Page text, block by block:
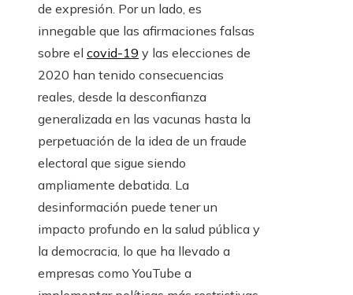
de expresión. Por un lado, es
innegable que las afirmaciones falsas
sobre el covid-19 y las elecciones de
2020 han tenido consecuencias
reales, desde la desconfianza
generalizada en las vacunas hasta la
perpetuación de la idea de un fraude
electoral que sigue siendo
ampliamente debatida. La
desinformación puede tener un
impacto profundo en la salud pública y
la democracia, lo que ha llevado a
empresas como YouTube a